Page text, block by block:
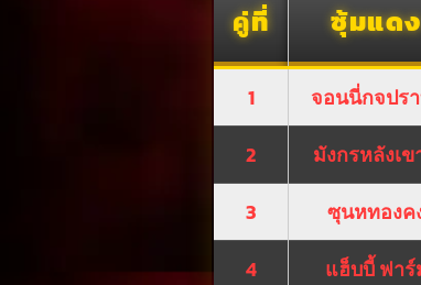
คู่ที่ ซุ้มแดง
1 จอนนี่กจปรา
2
มังกรหลังเข
3
ซุนหทองค
4
แฮ็บบี้ ฟาร์